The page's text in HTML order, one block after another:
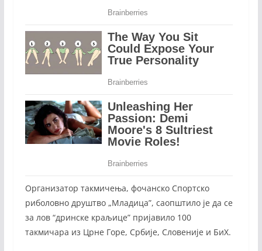
Организатор такмичења, фочанско Спортско
риболовно друштво „Младица”, саопштило је да се
за лов “дринске краљице” пријавило 100
такмичара из Црне Горе, Србије, Словеније и БиХ.